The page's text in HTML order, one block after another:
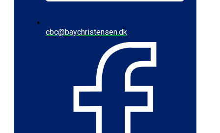
cbc@baychristensen.dk